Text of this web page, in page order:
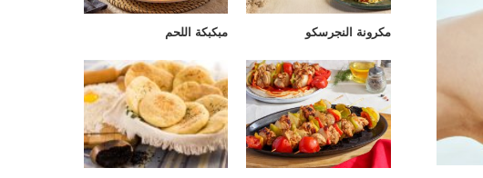
مكرونة النجرسكو مبكبكة اللحم